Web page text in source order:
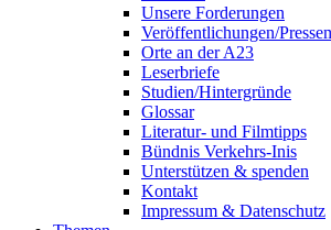
Unsere Forderungen
Veröffentlichungen/
Orte an der A23
Leserbriefe
Studien/Hintergründe
Glossar
Literatur- und Filmtipps
Bündnis Verkehrs-Inis
Unterstützen & spenden
Kontakt
Impressum & Datenschutz